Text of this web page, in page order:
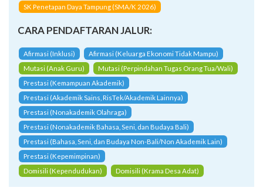
SK Penetapan Daya Tampung (SMA/K 2026)
CARA PENDAFTARAN JALUR:
Afirmasi (Inklusi)
Afirmasi (Keluarga Ekonomi Tidak Mampu)
Mutasi (Anak Guru)
Mutasi (Perpindahan Tugas Orang Tua/Wali)
Prestasi (Kemampuan Akademik)
Prestasi (Akademik Sains, RisTek/Akademik Lainnya)
Prestasi (Nonakademik Olahraga)
Prestasi (Nonakademik Bahasa, Seni, dan Budaya Bali)
Prestasi (Bahasa, Seni, dan Budaya Non-Bali/Non Akademik Lain)
Prestasi (Kepemimpinan)
Domisili (Kependudukan)
Domisili (Krama Desa Adat)